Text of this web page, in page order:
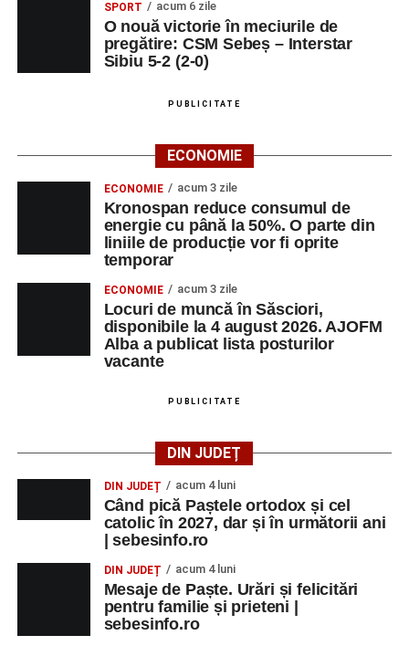
SPORT acum 6 zile
O nouă victorie în meciurile de
pregătire: CSM Sebeș – Interstar
Sibiu 5-2 (2-0)
PUBLICITATE
ECONOMIE
ECONOMIE acum 3 zile
Kronospan reduce consumul de
energie cu până la 50%. O parte din
liniile de producție vor fi oprite
temporar
ECONOMIE acum 3 zile
Locuri de muncă în Săsciori,
disponibile la 4 august 2026. AJOFM
Alba a publicat lista posturilor
vacante
PUBLICITATE
DIN JUDEȚ
DIN JUDEȚ acum 4 luni
Când pică Paștele ortodox și cel
catolic în 2027, dar și în următorii ani
| sebesinfo.ro
DIN JUDEȚ acum 4 luni
Mesaje de Paște. Urări și felicitări
pentru familie și prieteni |
sebesinfo.ro